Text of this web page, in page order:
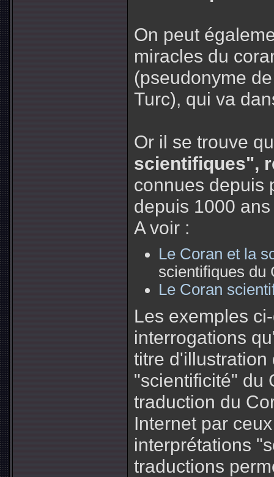
On peut
miracles du
(pseudonyme
Turc), qui va
Or il se trouve
scientifiques",
connues depuis
depuis 1000
A voir :
Le Coran et la
scientifiques du
Le Coran
Les exemples
interrogations
titre d'illustration
"scientificité" du
traduction du
Internet par
interprétations
traductions